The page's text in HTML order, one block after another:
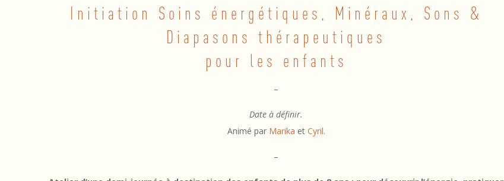
Initiation Soins énergétiques, Minéraux, Sons &
Diapasons thérapeutiques
pour les enfants
–
Date à définir.
Animé par Marika et Cyril.
–